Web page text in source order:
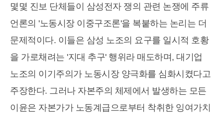
몇몇 진보 단체들이 삼성전자 쟁의 관련 논쟁에 주류
언론의 '노동시장 이중구조론'을 복붙하는 논리는 더
문제적이다. 이들은 삼성 노조의 요구를 일시적 호황
을 가로채려는 '지대 추구' 행위라 매도하며, 대기업
노조의 이기주의가 노동시장 양극화를 심화시켰다고
주장한다. 그러나 자본주의 체제에서 발생하는 모든
이윤은 자본가가 노동계급으로부터 착취한 잉여가치